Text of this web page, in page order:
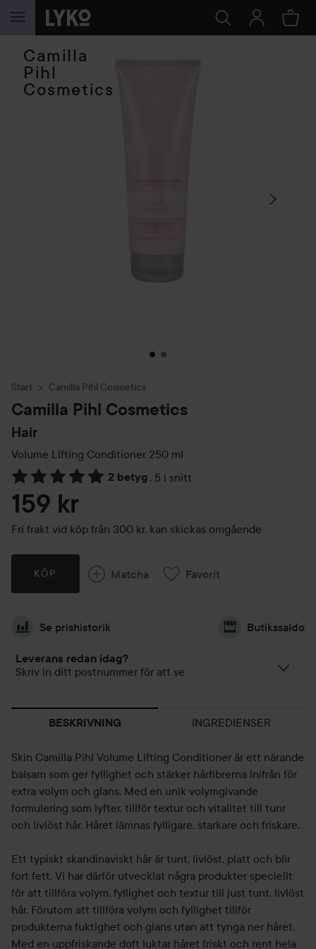
HOPPA TILL INNEHÅLLET
Camilla
Pihl
Cosmetics
HOPPA ÖVER SEKTIONEN
Start Camilla Pihl Cosmetics
Camilla Pihl Cosmetics
Hair
Volume Lifting Conditioner 250 ml
2 betyg , 5 i snitt
Hoppa till Betyg & kommentarer
159 kr
Fri frakt vid köp från 300 kr, kan skickas omgående
KÖP Matcha Favorit
Se prishistorik Butikssaldo
Leverans redan idag?
Skriv in ditt postnummer för att se
BESKRIVNING INGREDIENSER
Skin Camilla Pihl Volume Lifting Conditioner är ett närande
balsam som ger fyllighet och stärker hårfibrerna inifrån för
extra volym och glans. Med en unik volymgivande
formulering som lyfter, tillför textur och vitalitet till tunr
och livlöst hår. Håret lämnas fylligare, starkare och friskare.
Ett typiskt skandinaviskt hår är tunt, livlöst, platt och blir
fort fett. Vi har därför utvecklat några produkter speciellt
för att tillföra volym, fyllighet och textur till just tunt, livlöst
hår. Förutom att tillföra volym och fyllighet tillför
produkterna fuktighet och glans utan att tynga ner håret.
Med en uppfriskande doft luktar håret friskt och rent hela